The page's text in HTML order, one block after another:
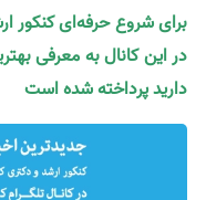
برای شروع حرفه‌ای کنکور
در این کانال به معرفی
دارید پرداخته شده است